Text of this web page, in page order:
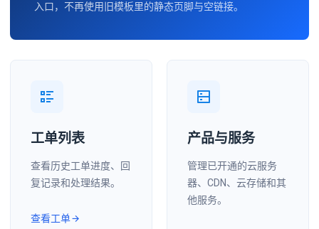
入口，不再使用旧模板里的静态页脚与空链接。
工单列表
查看历史工单进度、回
复记录和处理结果。
查看工单
产品与服务
管理已开通的云服务
器、CDN、云存储和其
他服务。